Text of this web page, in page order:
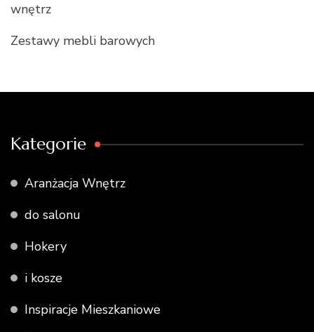
wnętrz
Zestawy mebli barowych
Kategorie
Aranżacja Wnętrz
do salonu
Hokery
i kosze
Inspiracje Mieszkaniowe